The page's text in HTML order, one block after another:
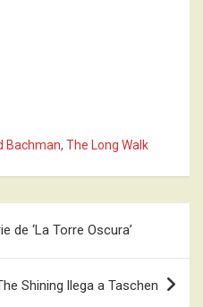
Bachman, The Long Walk
de ‘La Torre Oscura’
Shining llega a Taschen